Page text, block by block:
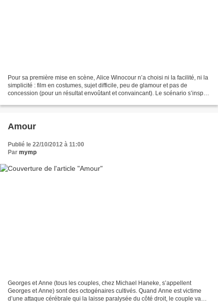
Pour sa première mise en scène, Alice Winocour n’a choisi ni la facilité, ni la
simplicité : film en costumes, sujet difficile, peu de glamour et pas de
concession (pour un résultat envoûtant et convaincant). Le scénario s’inspire
Amour
Publié le 22/10/2012 à 11:00
Par mymp
Georges et Anne (tous les couples, chez Michael Haneke, s’appellent
Georges et Anne) sont des octogénaires cultivés. Quand Anne est victime
d’une attaque cérébrale qui la laisse paralysée du côté droit, le couple va